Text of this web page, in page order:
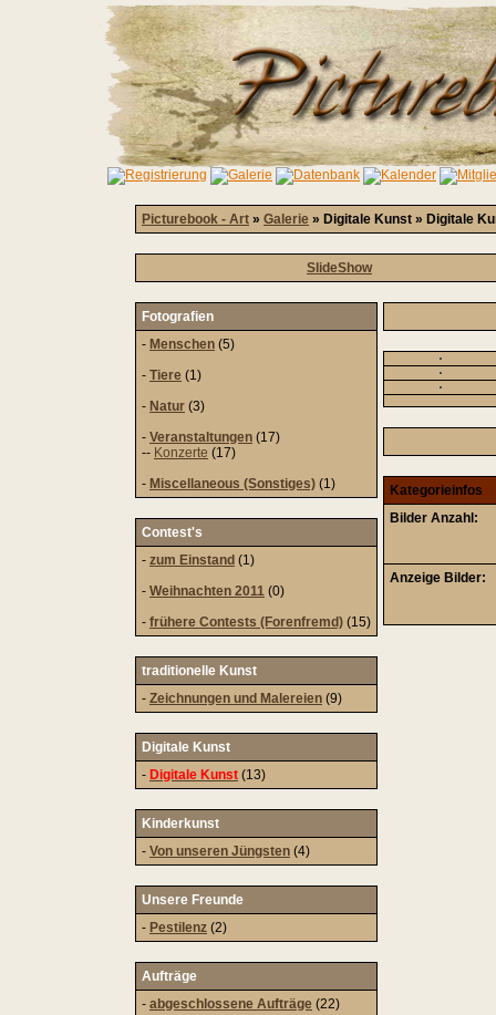
Picturebook - Art » Galerie » Digitale Kunst » Digitale
SlideShow
Fotografien
- Menschen (5)
- Tiere (1)
- Natur (3)
- Veranstaltungen (17)
-- Konzerte (17)
- Miscellaneous (Sonstiges) (1)
Contest's
- zum Einstand (1)
- Weihnachten 2011 (0)
- frühere Contests (Forenfremd) (15)
traditionelle Kunst
- Zeichnungen und Malereien (9)
Digitale Kunst
- Digitale Kunst (13)
Kinderkunst
- Von unseren Jüngsten (4)
Unsere Freunde
- Pestilenz (2)
Aufträge
- abgeschlossene Aufträge (22)
Kategorieinfos
Bilder Anzahl:
Anzeige Bilder: